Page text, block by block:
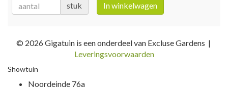
stuk In winkelwagen
© 2026 Gigatuin is een onderdeel van Excluse Gardens |
Leveringsvoorwaarden
Showtuin
Noordeinde 76a